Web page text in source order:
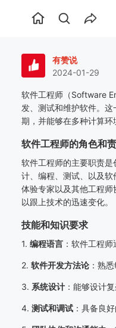
首
有赞说
2024-01-29
软件工程师（Software
发、测试和维护软件。
期，并能够在多种计算环
软件工程师的角色和
软件工程师的主要职责
计、编程、测试、以及
体验专家以及其他工程
以跟上技术的迅速变化。
技能和知识要求
1. 编程语言 ：软件工程
2. 软件开发方法论 ：熟
3. 系统设计 ：能够设计
4. 测试和调试 ：具备良